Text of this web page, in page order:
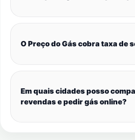
O Preço do Gás cobra taxa de
Em quais cidades posso
revendas e pedir gás online?